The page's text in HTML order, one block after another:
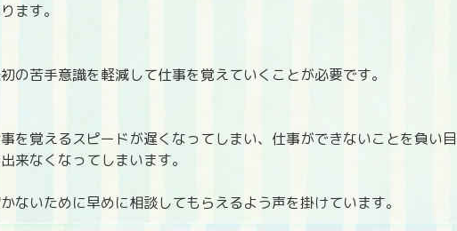
ます。
の苦手意識を軽減して仕事を覚えていくことが必要です。
を覚えるスピードが遅くなってしまい、仕事ができないことを負い目
来なくなってしまいます。
ないために早めに相談してもらえるよう声を掛けています。